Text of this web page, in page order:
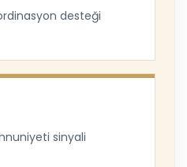
desteği
sinyali